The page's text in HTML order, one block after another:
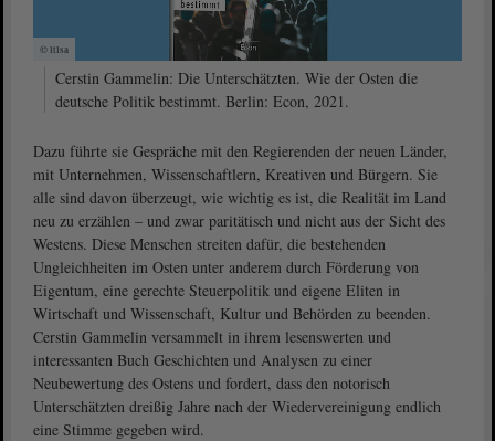
© ltlsa
Cerstin Gammelin: Die Unterschätzten. Wie der Osten die
deutsche Politik bestimmt. Berlin: Econ, 2021.
Dazu führte sie Gespräche mit den Regierenden der neuen Länder,
mit Unternehmen, Wissenschaftlern, Kreativen und Bürgern. Sie
alle sind davon überzeugt, wie wichtig es ist, die Realität im Land
neu zu erzählen – und zwar paritätisch und nicht aus der Sicht des
Westens. Diese Menschen streiten dafür, die bestehenden
Ungleichheiten im Osten unter anderem durch Förderung von
Eigentum, eine gerechte Steuerpolitik und eigene Eliten in
Wirtschaft und Wissenschaft, Kultur und Behörden zu beenden.
Cerstin Gammelin versammelt in ihrem lesenswerten und
interessanten Buch Geschichten und Analysen zu einer
Neubewertung des Ostens und fordert, dass den notorisch
Unterschätzten dreißig Jahre nach der Wiedervereinigung endlich
eine Stimme gegeben wird.